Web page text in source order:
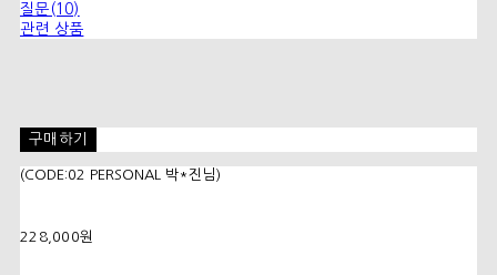
질문(10)
관련 상품
구매하기
(CODE:02 PERSONAL 박*진님)
228,000원